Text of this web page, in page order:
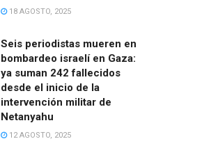
18 AGOSTO, 2025
Seis periodistas mueren en
bombardeo israelí en Gaza:
ya suman 242 fallecidos
desde el inicio de la
intervención militar de
Netanyahu
12 AGOSTO, 2025